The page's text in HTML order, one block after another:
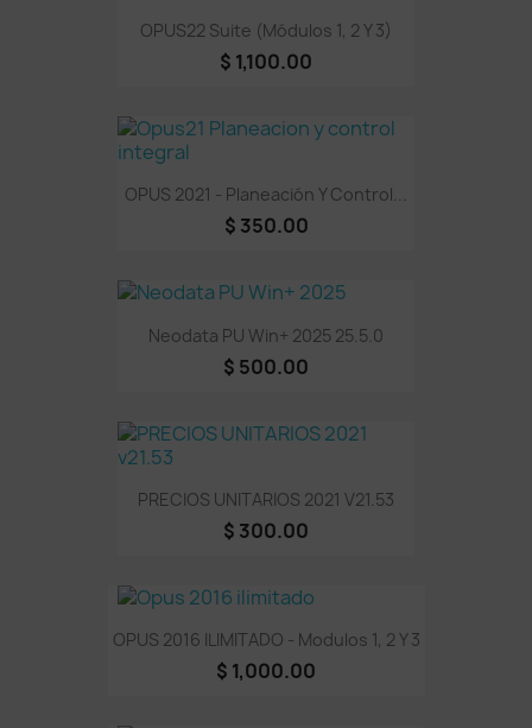
OPUS22 Suite (Módulos 1, 2 Y 3)
$ 1,100.00
OPUS 2021 - Planeación Y Control...
$ 350.00
Neodata PU Win+ 2025 25.5.0
$ 500.00
PRECIOS UNITARIOS 2021 V21.53
$ 300.00
OPUS 2016 ILIMITADO - Modulos 1, 2 Y 3
$ 1,000.00